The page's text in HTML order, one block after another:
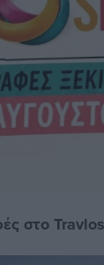
στο